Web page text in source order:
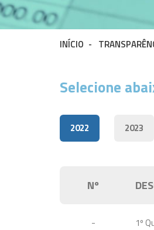
INÍCIO -
Selecione
2022 2023
Nº
- 1º